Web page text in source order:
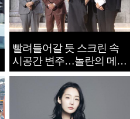
빨려들어갈 듯 스크린 속
시공간 변주…놀란의 메시
지는 ‘전쟁 속죄’